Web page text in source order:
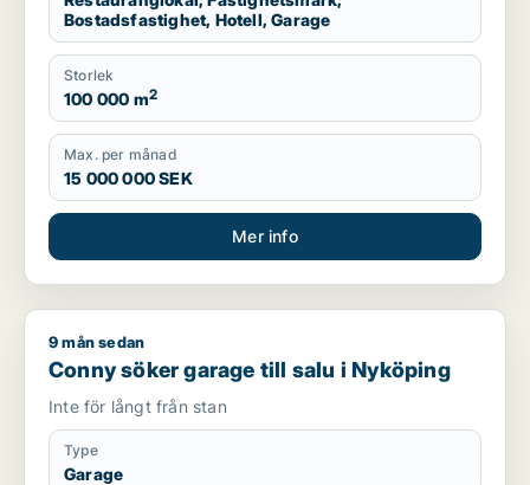
Bostadsfastighet, Hotell, Garage
Storlek
100 000 m2
Max. per månad
15 000 000 SEK
Mer info
Conny söker garage till salu i Nyköping
9 mån sedan
Conny söker garage till salu i Nyköping
Inte för långt från stan
Type
Garage